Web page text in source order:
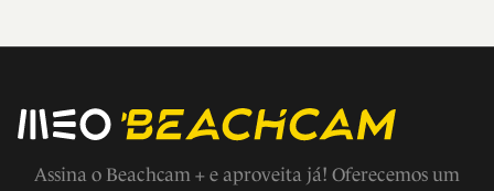
Assina o Beachcam + e aproveita já! Oferecemos um